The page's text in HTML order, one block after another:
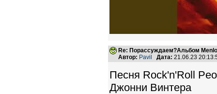
Re: Порассуждаем?Альбом
Автор: Pavil Дата: 21.06.23
Песня Rock'n'Roll
Джонни Винтера